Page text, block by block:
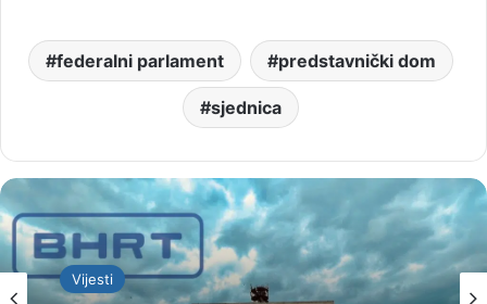
federalni parlament predstavnički dom
sjednica
Vijesti